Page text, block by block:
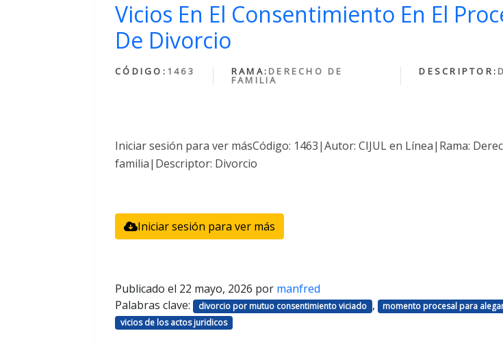
Vicios En El Consentimiento En El
De Divorcio
CÓDIGO: 1463 RAMA: DERECHO DE
FAMILIA
DESCRIPTOR:
Iniciar sesión para ver másCódigo: 1463|Autor: CIJUL en Línea|Rama:
familia|Descriptor: Divorcio
Iniciar sesión para ver más
Publicado el 22 mayo, 2026 por manfred
Palabras clave:
divorcio por mutuo consentimiento viciado , momento procesal para
vicios de los actos juridicos